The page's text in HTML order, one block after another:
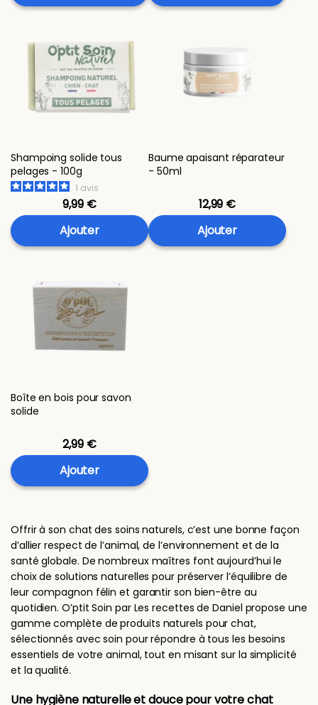
Shampoing solide tous
pelages - 100g
1 avis
9,99 €
Ajouter
Baume apaisant réparateur
- 50ml
12,99 €
Ajouter
Boîte en bois pour savon
solide
2,99 €
Ajouter
Offrir à son chat des soins naturels, c’est une bonne façon
d’allier respect de l’animal, de l’environnement et de la
santé globale. De nombreux maîtres font aujourd’hui le
choix de solutions naturelles pour préserver l’équilibre de
leur compagnon félin et garantir son bien-être au
quotidien. O’ptit Soin par Les recettes de Daniel propose une
gamme complète de produits naturels pour chat,
sélectionnés avec soin pour répondre à tous les besoins
essentiels de votre animal, tout en misant sur la simplicité
et la qualité.
Une hygiène naturelle et douce pour votre chat